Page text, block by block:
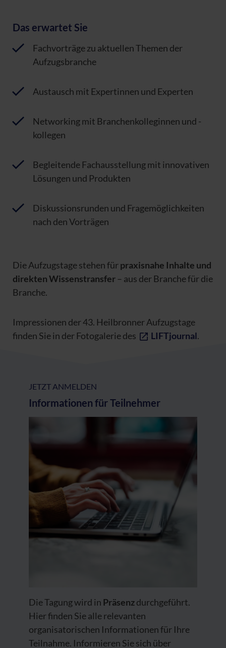
Das erwartet Sie
Fachvorträge zu aktuellen Themen der
Aufzugsbranche
Austausch mit Expertinnen und Experten
Networking mit Branchenkolleginnen und -
kollegen
Begleitende Fachausstellung mit innovativen
Lösungen und Produkten
Diskussionsrunden und Fragemöglichkeiten
nach den Vorträgen
Die Aufzugstage stehen fürpraxisnahe Inhalte und
direkten Wissenstransfer– aus der Branche für die
Branche.
Impressionen der 43. Heilbronner Aufzugstage
finden Sie in der Fotogalerie des
LIFTjournal.
JETZT ANMELDEN
Informationen für Teilnehmer
Die Tagung wird in Präsenzdurchgeführt.
Hier finden Sie alle relevanten
organisatorischen Informationen für Ihre
Teilnahme. Informieren Sie sich über